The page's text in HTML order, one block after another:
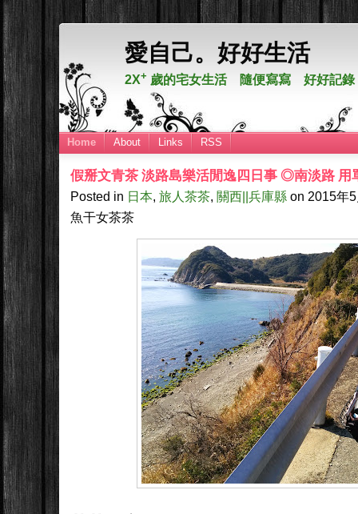
愛自己。好好生活
2X+ 歲的宅女生活 隨便寫寫 好好記錄
Home About Links RSS
假掰文青茶 淡路島樂活閒逸四日事 ◎南淡路
Posted in 日本,旅人茶茶,關西||兵庫縣 on 2015年
魚干女茶茶